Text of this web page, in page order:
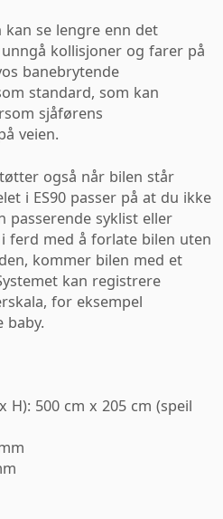
se lengre enn det
kollisjoner og farer på
banebrytende
standard, som kan
sjåførens
veien.
også når bilen står
i ES90 passer på at du ikke
syklist eller
ferd med å forlate bilen uten
kommer bilen med et
kan registrere
for eksempel
baby.
H): 500 cm x 205 cm (speil